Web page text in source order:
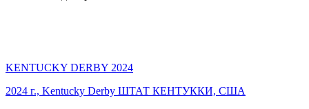
KENTUCKY DERBY 2024
2024 г., Kentucky Derby ШТАТ КЕНТУККИ, США